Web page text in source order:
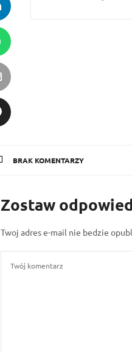
BRAK KOMENTARZY
Zostaw
Twoj adres e-mail nie bedzie